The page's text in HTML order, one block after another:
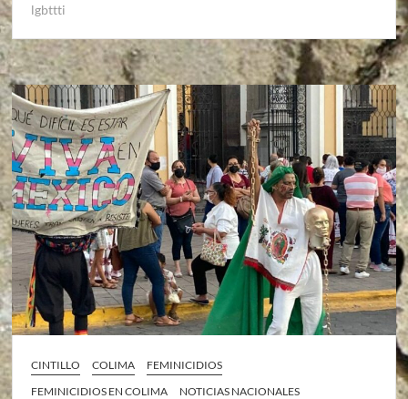
lgbttti
CINTILLO COLIMA
FEMINICIDIOS
FEMINICIDIOS EN COLIMA
NOTICIAS NACIONALES